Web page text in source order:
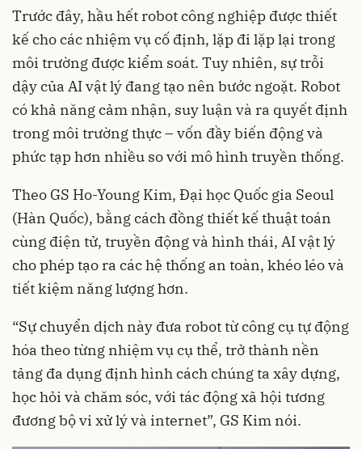
Trước đây, hầu hết robot công nghiệp được thiết
kế cho các nhiệm vụ cố định, lặp đi lặp lại trong
môi trường được kiểm soát. Tuy nhiên, sự trỗi
dậy của AI vật lý đang tạo nên bước ngoặt. Robot
có khả năng cảm nhận, suy luận và ra quyết định
trong môi trường thực – vốn đầy biến động và
phức tạp hơn nhiều so với mô hình truyền thống.
Theo GS Ho-Young Kim, Đại học Quốc gia Seoul
(Hàn Quốc), bằng cách đồng thiết kế thuật toán
cùng điện tử, truyền động và hình thái, AI vật lý
cho phép tạo ra các hệ thống an toàn, khéo léo và
tiết kiệm năng lượng hơn.
“Sự chuyển dịch này đưa robot từ công cụ tự động
hóa theo từng nhiệm vụ cụ thể, trở thành nền
tảng đa dụng định hình cách chúng ta xây dựng,
học hỏi và chăm sóc, với tác động xã hội tương
đương bộ vi xử lý và internet”, GS Kim nói.